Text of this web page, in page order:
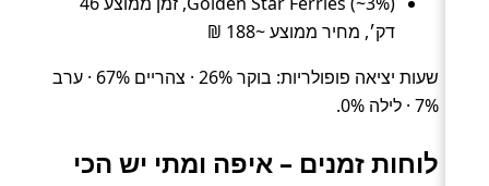
דק׳, מחיר ממוצע ~188 ₪
שעות יציאה פופולריות: בוקר 26% · צהריים 67% · ערב
7% · לילה 0%.
לוחות זמנים – איפה ומתי יש הכי